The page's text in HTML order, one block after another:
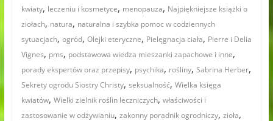
kwiaty, leczeniu i kosmetyce, menopauza, Najpiękniejsze książki o
ziołach, natura, naturalna i szybka pomoc w codziennych
sytuacjach, ogród, Olejki eteryczne, Pielęgnacja ciała, Pierre i Delia
Vignes, pms, podstawowa wiedza mieszanki zapachowe i inne,
porady ekspertów oraz przepisy, psychika, rośliny, Sabrina Herber,
Sekrety ogrodu Siostry Christy, seksualność, Wielka księga
kwiatów, Wielki zielnik roślin leczniczych, właściwości i
zastosowanie w odżywianiu, zakonny poradnik ogrodniczy, zioła,